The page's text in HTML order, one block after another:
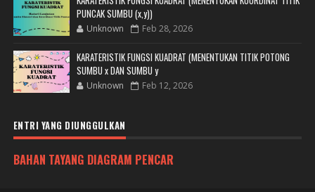
PUNCAK SUMBU (x,y))
Unknown Feb 28, 2026
KARATERISTIK FUNGSI KUADRAT (MENENTUKAN TITIK POTONG
SUMBU x DAN SUMBU y
Unknown Feb 12, 2026
ENTRI YANG DIUNGGULKAN
BAHAN TAYANG DIAGRAM PENCAR